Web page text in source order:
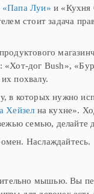
«Папа Луи» и «Кухня
стоит задача
дог Bush»,
похвалу.
которых нужно
Хейзел на кухне».
семью, делайте
Наслаждайтесь.
мышью. Вы